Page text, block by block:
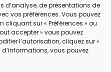
d’analyse, de présentations de
vos préférences. Vous pouvez
cliquant sur « Préférences » ou
accepter » vous pouvez
l’autorisation, cliquez sur «
d’informations, vous pouvez
75 02
LUNDI AU VENDREDI DE 9H À 12H